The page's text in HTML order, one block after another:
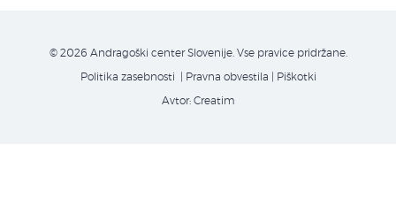
© 2026 Andragoški center Slovenije. Vse pravice pridržane.
Politika zasebnosti | Pravna obvestila Piškotki
Avtor: Creatim